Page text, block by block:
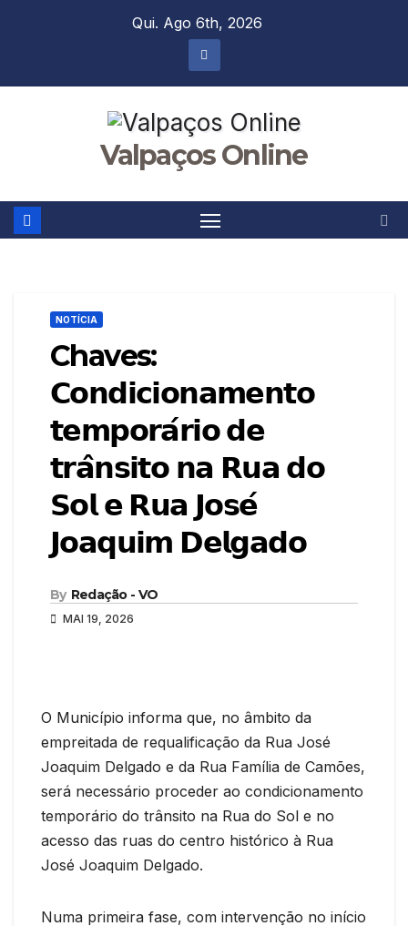
Qui. Ago 6th, 2026
Valpaços Online
NOTÍCIA
Chaves:
𝗖𝗼𝗻𝗱𝗶𝗰𝗶𝗼𝗻𝗮𝗺𝗲𝗻𝘁𝗼
𝘁𝗲𝗺𝗽𝗼𝗿𝗮́𝗿𝗶𝗼 𝗱𝗲
𝘁𝗿𝗮̂𝗻𝘀𝗶𝘁𝗼 𝗻𝗮 𝗥𝘂𝗮 𝗱𝗼
𝗦𝗼𝗹 𝗲 𝗥𝘂𝗮 𝗝𝗼𝘀𝗲́
𝗝𝗼𝗮𝗾𝘂𝗶𝗺 𝗗𝗲𝗹𝗴𝗮𝗱𝗼
By Redação - VO
MAI 19, 2026
O Município informa que, no âmbito da
empreitada de requalificação da Rua José
Joaquim Delgado e da Rua Família de Camões,
será necessário proceder ao condicionamento
temporário do trânsito na Rua do Sol e no
acesso das ruas do centro histórico à Rua
José Joaquim Delgado.
Numa primeira fase, com intervenção no início